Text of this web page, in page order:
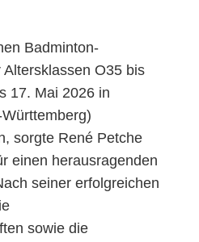
Badminton-
O35 bis
17. Mai 2026 in
sorgte René Petche
einen herausragenden
seiner erfolgreichen
sowie die